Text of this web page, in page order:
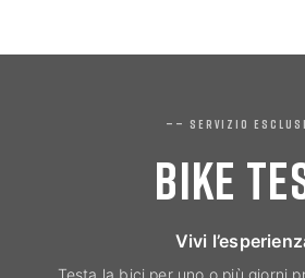
—— SERVIZIO
BIKE
Vivi
Testa la bici per uno o più giorni